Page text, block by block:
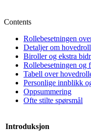
Contents
Rollebesetningen
Detaljer om
Biroller og ekstra
Rollebesetningen og
Tabell over
Personlige innblikk
Oppsummering
Ofte stilte spørsmål
Introduksjon